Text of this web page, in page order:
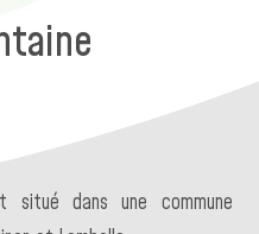
situé dans une commune